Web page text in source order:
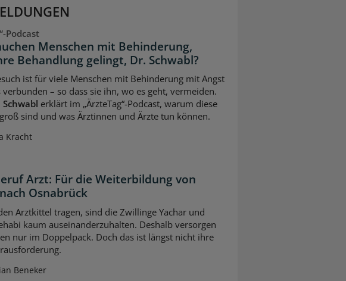
Podcast
Menschen mit Behinderung,
Behandlung gelingt, Dr. Schwabl?
ist für viele Menschen mit Behinderung mit Angst
verbunden – so dass sie ihn, wo es geht, vermeiden.
Schwabl erklärt im „ÄrzteTag“-Podcast, warum diese
sind und was Ärztinnen und Ärzte tun können.
Kracht
Arzt: Für die Weiterbildung von
Osnabrück
Arztkittel tragen, sind die Zwillinge Yachar und
kaum auseinanderzuhalten. Deshalb versorgen
nur im Doppelpack. Doch das ist längst nicht ihre
Beneker